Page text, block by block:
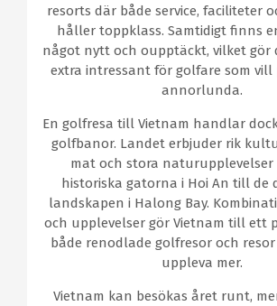
resorts där både service, faciliteter
håller toppklass. Samtidigt finns
något nytt och oupptäckt, vilket gör
extra intressant för golfare som vill
annorlunda.
En golfresa till Vietnam handlar
golfbanor. Landet erbjuder rik
mat och stora naturupplevelser
historiska gatorna i Hoi An till de
landskapen i Halong Bay.
och upplevelser gör Vietnam till ett
både renodlade golfresor och
uppleva mer.
Vietnam kan besökas året runt,